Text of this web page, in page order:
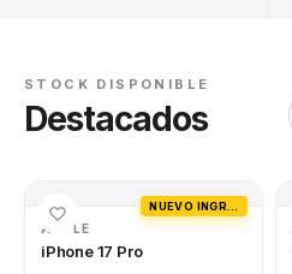
STOCK DISPONIBLE
Destacados
APPLE
iPhone 17 Pro